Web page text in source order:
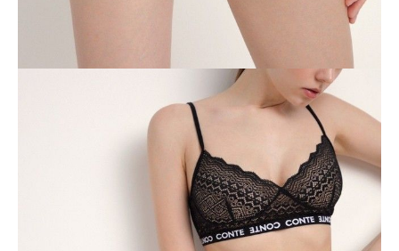
darmowa od 99 zł
czas dostawy: 1-2 dni robocze
Paczkomaty InPost 24/7,darmowa od 50 zł
w sklepie Conte (Łodz)
pn.- czw. 8:00 - 16:00, pt. 8:00 - 14:00
Luksusowa, teksturowana koronka z szeroką gumką w sportowym
szykownym stylu z logo Conte - w serii bielizny Performance zebrały
się najbardziej aktualne trendy bieliźniane, abyś na co dzień czuła się